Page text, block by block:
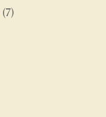
(7)